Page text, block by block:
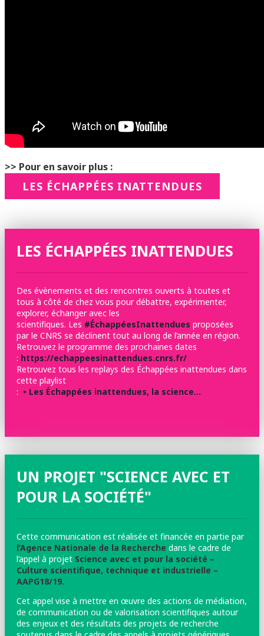
>> Pour en savoir plus :
LES ÉCHAPPÉES INATTENDUES
LES ÉCHAPPÉES INATTENDUES
Des évènements et des rencontres ouverts à toutes et
tous à côté de chez vous pour débattre, expérimenter,
explorer, échanger avec les
scientifiques. Les #ÉchappéesInattendues proposées
par le CNRS se déclinent tout au long de l’année en région.
Retrouvez le programme des prochaines dates
: https://echappeesinattendues.cnrs.fr/
Retrouvez tous les replays des Échappées inattendues dans
cette playlist
: • Les Échappées inattendues, la science…
UN PROJET "SCIENCE AVEC ET
POUR LA SOCIÉTÉ"
Cette communication est réalisée et financée en partie par
l’Agence Nationale de la Recherche dans le cadre de
l’appel à projet Science avec et pour la société –
Culture scientifique, technique et industrielle –
AAPG18/19.
Cet appel vise à mettre en œuvre des actions de médiation,
de communication ou de valorisation scientifiques autour
des enjeux et des résultats des projets de recherche